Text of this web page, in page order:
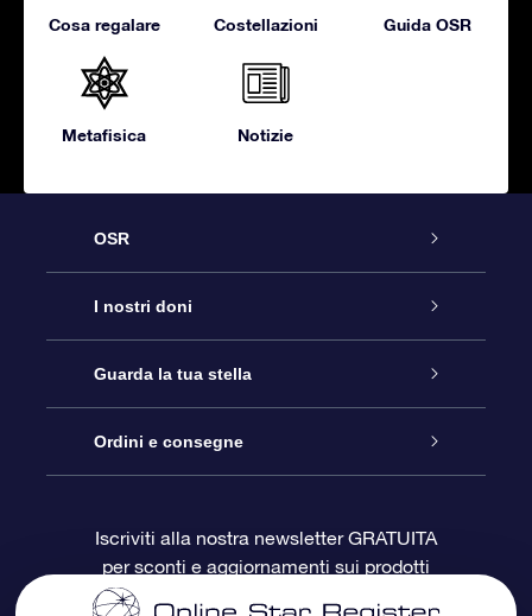
Cosa regalare Costellazioni Guida OSR
Metafisica Notizie
OSR
Assistenza
Contattaci
Blog
OSR Recensioni
I nostri doni
Online Star Gift
Pacchetto regalo OSR
Gift Card OSR
Guarda la tua stella
Registro stellare
Star Page personalizzata
Ordini e consegne
Informazioni di Pagamento
Iscriviti alla nostra newsletter GRATUITA
per sconti e aggiornamenti sui prodotti